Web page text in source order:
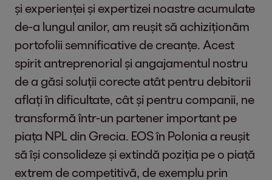
și experienței și expertizei noastre acumulate
de-a lungul anilor, am reușit să achiziționăm
portofolii semnificative de creanțe. Acest
spirit antreprenorial și angajamentul nostru
de a găsi soluții corecte atât pentru debitorii
aflați în dificultate, cât și pentru companii, ne
transformă într-un partener important pe
piața NPL din Grecia. EOS în Polonia a reușit
să își consolideze și extindă poziția pe o piață
extrem de competitivă, de exemplu prin